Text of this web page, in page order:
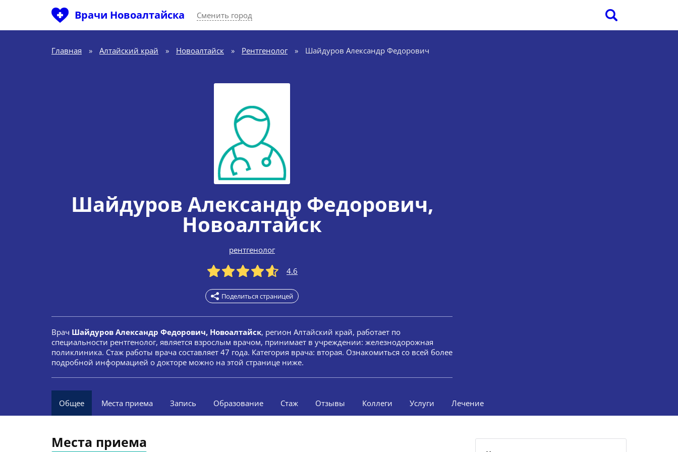
Врачи Новоалтайска Сменить город
Главная » Алтайский край » Новоалтайск » Рентгенолог » Шайдуров Александр Федорович
Шайдуров Александр Федорович,
Новоалтайск
рентгенолог
4.6
Поделиться страницей
Врач Шайдуров Александр Федорович, Новоалтайск, регион Алтайский край, работает по
специальности рентгенолог, является взрослым врачом, принимает в учреждении: железнодорожная
поликлиника. Стаж работы врача составляет 47 года. Категория врача: вторая. Ознакомиться со всей более
подробной информацией о докторе можно на этой странице ниже.
Общее Места приема Запись Образование Стаж Отзывы Коллеги Услуги Лечение
Места приема